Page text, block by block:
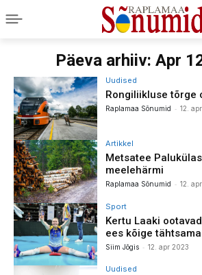
Päeva arhiiv: Apr
Uudised
Rongiliikluse tõrge
Raplamaa Sõnumid - 12.
Artikkel
Metsatee
meelehärmi
Raplamaa Sõnumid - 12.
Sport
Kertu Laaki
ees kõige
Siim Jõgis - 12. apr 2023
Uudised